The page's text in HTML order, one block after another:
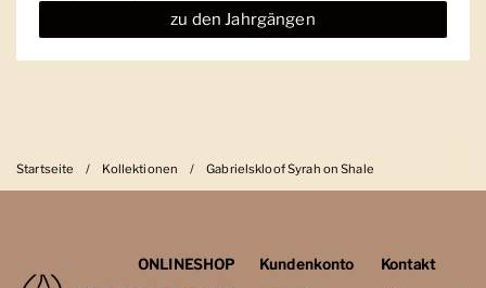
zu den Jahrgängen
Startseite / Kollektionen / Gabrielskloof Syrah on Shale
ONLINESHOP
Kundenkonto
Kontakt